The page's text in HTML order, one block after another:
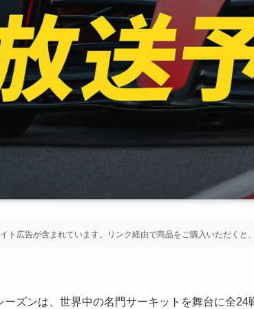
ト広告が含まれています。リンク経由で商品をご購入いただくと
ーズンは、世界中の名門サーキットを舞台に全